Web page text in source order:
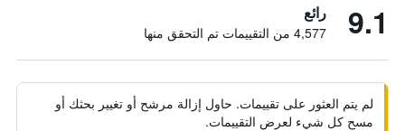
9.1 رائع
4,577 من التقييمات تم التحقق منها
لم يتم العثور على تقييمات. حاول إزالة مرشح أو تغيير بحثك أو
مسح كل شيء لعرض التقييمات.